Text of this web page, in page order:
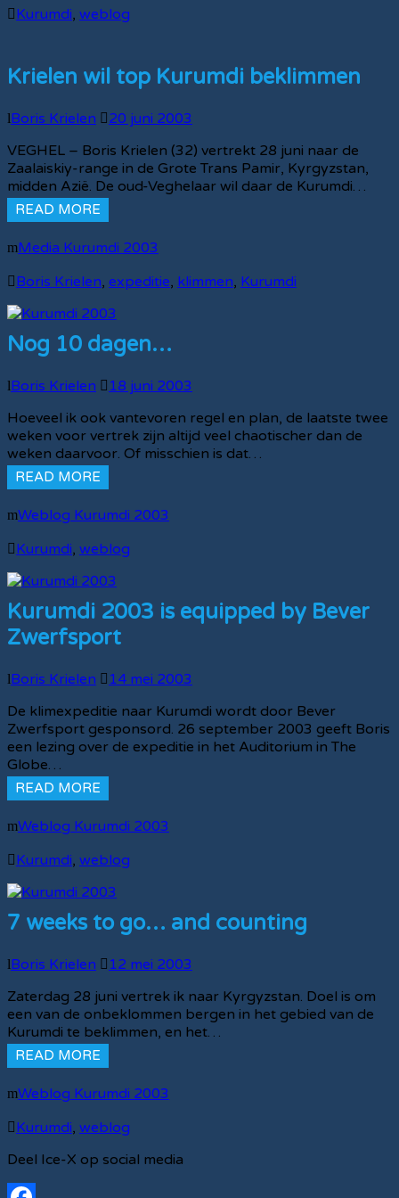
Kurumdi, weblog
Krielen wil top Kurumdi beklimmen
Boris Krielen
20 juni 2003
VEGHEL – Boris Krielen (32) vertrekt 28 juni naar de
Zaalaiskiy-range in de Grote Trans Pamir, Kyrgyzstan,
midden Azië. De oud-Veghelaar wil daar de Kurumdi…
READ MORE
Media Kurumdi 2003
Boris Krielen, expeditie, klimmen, Kurumdi
Nog 10 dagen…
Boris Krielen
18 juni 2003
Hoeveel ik ook vantevoren regel en plan, de laatste twee
weken voor vertrek zijn altijd veel chaotischer dan de
weken daarvoor. Of misschien is dat…
READ MORE
Weblog Kurumdi 2003
Kurumdi, weblog
Kurumdi 2003 is equipped by Bever
Zwerfsport
Boris Krielen
14 mei 2003
De klimexpeditie naar Kurumdi wordt door Bever
Zwerfsport gesponsord. 26 september 2003 geeft Boris
een lezing over de expeditie in het Auditorium in The
Globe…
READ MORE
Weblog Kurumdi 2003
Kurumdi, weblog
7 weeks to go… and counting
Boris Krielen
12 mei 2003
Zaterdag 28 juni vertrek ik naar Kyrgyzstan. Doel is om
een van de onbeklommen bergen in het gebied van de
Kurumdi te beklimmen, en het…
READ MORE
Weblog Kurumdi 2003
Kurumdi, weblog
Deel Ice-X op social media